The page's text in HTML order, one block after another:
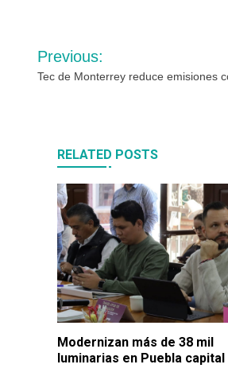
Navegación
de
Previous:
Tec de Monterrey reduce emisiones
RELATED POSTS
Modernizan más de 38 mil
luminarias en Puebla capital